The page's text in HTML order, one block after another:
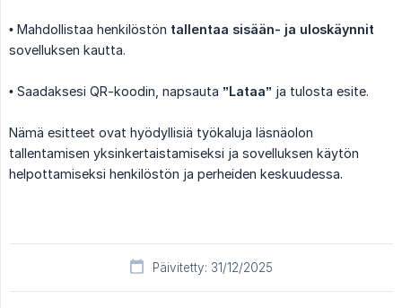
• Mahdollistaa henkilöstön tallentaa sisään- ja uloskäynnit
sovelluksen kautta.
• Saadaksesi QR-koodin, napsauta ”Lataa” ja tulosta esite.
Nämä esitteet ovat hyödyllisiä työkaluja läsnäolon
tallentamisen yksinkertaistamiseksi ja sovelluksen käytön
helpottamiseksi henkilöstön ja perheiden keskuudessa.
Päivitetty: 31/12/2025